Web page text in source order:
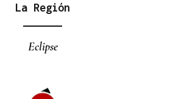
La Región
Eclipse